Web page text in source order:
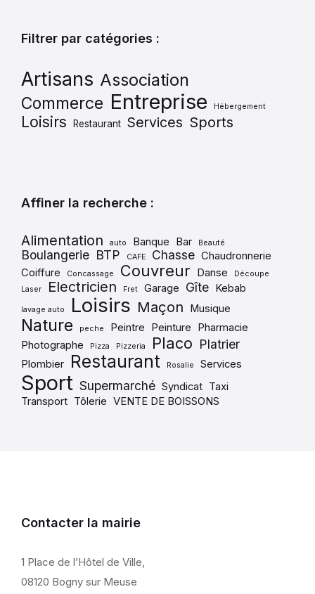
Filtrer par catégories :
Artisans Association
Commerce Entreprise Hébergement
Loisirs Restaurant Services Sports
Affiner la recherche :
Alimentation auto Banque Bar Beauté
Boulangerie BTP CAFE Chasse Chaudronnerie
Coiffure
Concassage Couvreur Danse
Découpe
Laser
Electricien Fret Garage Gîte Kebab
lavage auto Loisirs Maçon Musique
Nature peche Peintre Peinture
Pharmacie
Photographe
Pizza Pizzeria Placo Platrier
Plombier Restaurant Rosalie Services
Sport Supermarché Syndicat Taxi
Transport Tôlerie VENTE DE BOISSONS
Contacter la mairie
1 Place de l’Hôtel de Ville,
08120 Bogny sur Meuse